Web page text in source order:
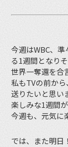
今週はWBC、
る1週間となりそ
世界一奪還を合
私もTVの前か
送りたいと思い
楽しみな1週間
今週も、元気に
では、また明日！